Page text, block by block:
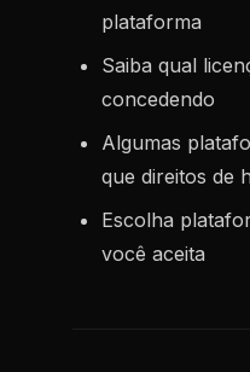
plataforma
Saiba qual
concedendo
Algumas
que direitos de
Escolha
você aceita